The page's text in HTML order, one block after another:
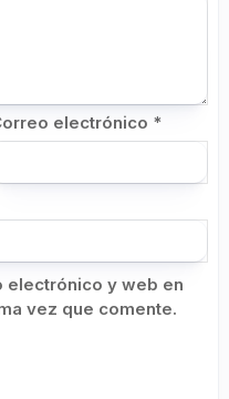
electrónico *
electrónico y web en
vez que comente.